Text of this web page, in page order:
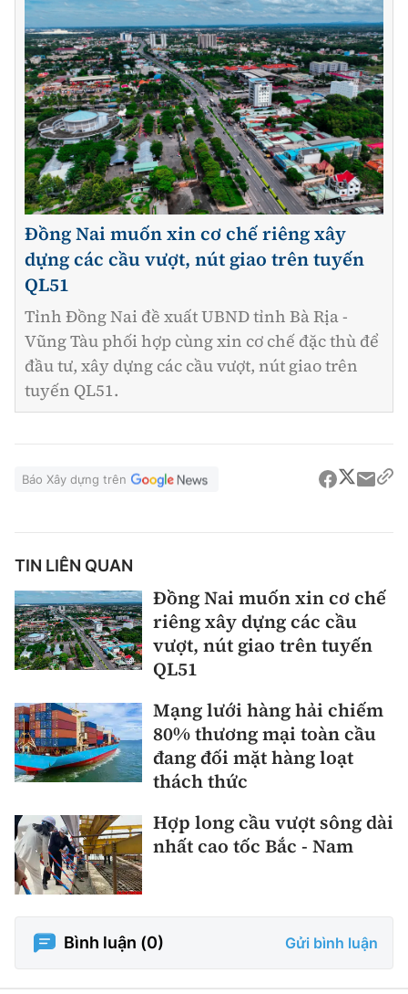
Đồng Nai muốn xin cơ chế riêng xây
dựng các cầu vượt, nút giao trên tuyến
QL51
Tỉnh Đồng Nai đề xuất UBND tỉnh Bà Rịa -
Vũng Tàu phối hợp cùng xin cơ chế đặc thù để
đầu tư, xây dựng các cầu vượt, nút giao trên
tuyến QL51.
Báo Xây dựng trên
TIN LIÊN QUAN
Đồng Nai muốn xin cơ chế
riêng xây dựng các cầu
vượt, nút giao trên tuyến
QL51
Mạng lưới hàng hải chiếm
80% thương mại toàn cầu
đang đối mặt hàng loạt
thách thức
Hợp long cầu vượt sông dài
nhất cao tốc Bắc - Nam
Bình luận (0) Gửi bình luận